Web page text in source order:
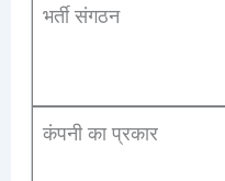
भर्ती संगठन
कंपनी का प्रकार